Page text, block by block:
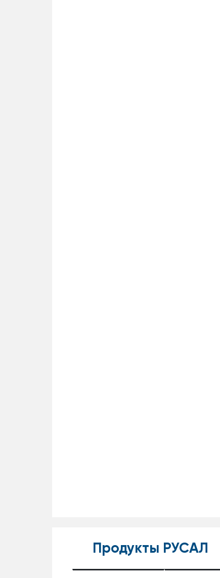
Продукты РУСАЛ